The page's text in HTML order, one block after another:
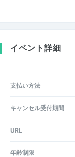
イベント詳細
支払い方法
キャンセル受付期間
URL
年齢制限